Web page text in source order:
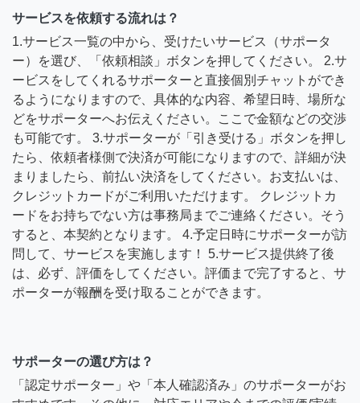
サービスを依頼する流れは？
1.サービス一覧の中から、受けたいサービス（サポータ
ー）を選び、「依頼相談」ボタンを押してください。 2.サ
ービスをしてくれるサポーターと直接個別チャットができ
るようになりますので、具体的な内容、希望日時、場所な
どをサポーターへお伝えください。ここで金額などの交渉
も可能です。 3.サポーターが「引き受ける」ボタンを押し
たら、依頼者様側で決済が可能になりますので、詳細が決
まりましたら、前払い決済をしてください。お支払いは、
クレジットカードがご利用いただけます。 クレジットカ
ードをお持ちでない方は事務局までご連絡ください。そう
すると、本契約となります。 4.予定日時にサポーターが訪
問して、サービスを実施します！ 5.サービス提供終了後
は、必ず、評価をしてください。評価まで完了すると、サ
ポーターが報酬を受け取ることができます。
サポーターの選び方は？
「認定サポーター」や「本人確認済み」のサポーターがお